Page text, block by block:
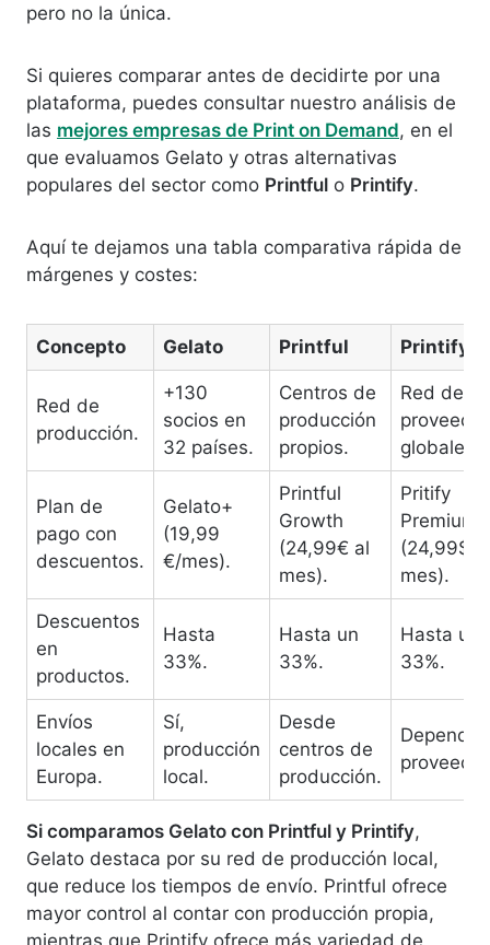
pero no la única.
Si quieres comparar antes de decidirte por una
plataforma, puedes consultar nuestro análisis de
las mejores empresas de Print on Demand, en el
que evaluamos Gelato y otras alternativas
populares del sector como Printful o Printify.
Aquí te dejamos una tabla comparativa rápida de
márgenes y costes:
Concepto Gelato Printful Printify
Red de
producción.
+130
socios en
32 países.
Centros de
producción
propios.
Red de
globales.
Plan de
pago con
descuentos.
Gelato+
(19,99
€/mes).
Printful
Growth
(24,99€ al
mes).
Pritify
Premium
(24,99$ al
mes).
Descuentos
en
productos.
Hasta
33%.
Hasta un
33%.
Hasta un
33%.
Envíos
locales en
Europa.
Sí,
producción
local.
Desde
centros de
producción.
Depende
Si comparamos Gelato con Printful y Printify,
Gelato destaca por su red de producción local,
que reduce los tiempos de envío. Printful ofrece
mayor control al contar con producción propia,
mientras que Printify ofrece más variedad de